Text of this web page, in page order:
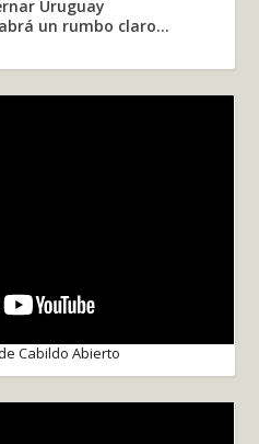
un rumbo claro...
Cabildo Abierto